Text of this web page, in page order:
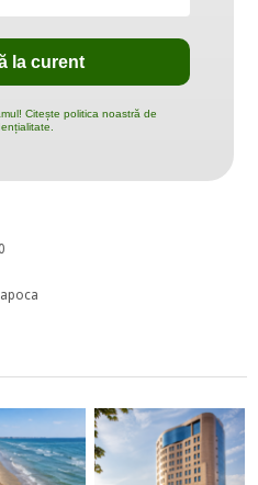
Citește politica noastră de